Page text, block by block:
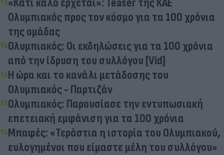
Ολυμπιακός προς τον κόσμο για τα 100 χρόνια
της ομάδας
Ολυμπιακός: Οι εκδηλώσεις για τα 100 χρόνια
από την ίδρυση του συλλόγου [Vid]
Η ώρα και το κανάλι μετάδοσης του
Ολυμπιακός - Παρτιζάν
Ολυμπιακός: Παρουσίασε την εντυπωσιακή
επετειακή εμφάνιση για τα 100 χρόνια
Μπαφές: «Τεράστια η ιστορία του Ολυμπιακού,
ευλογημένοι που είμαστε μέλη του συλλόγου»